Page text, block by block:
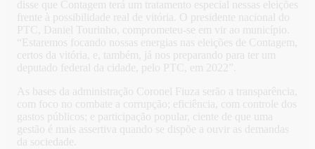
disse que Contagem terá um tratamento especial nessas eleições
frente à possibilidade real de vitória. O presidente nacional do
PTC, Daniel Tourinho, comprometeu-se em vir ao município.
“Estaremos focando nossas energias nas eleições de Contagem,
certos da vitória, e, também, já nos preparando para ter um
deputado federal da cidade, pelo PTC, em 2022”.
As bases da administração Coronel Fiuza serão a transparência,
com foco no combate a corrupção; eficiência, com controle dos
gastos públicos; e participação popular, ciente de que uma
gestão é mais assertiva quando se dispõe a ouvir as demandas
da sociedade.